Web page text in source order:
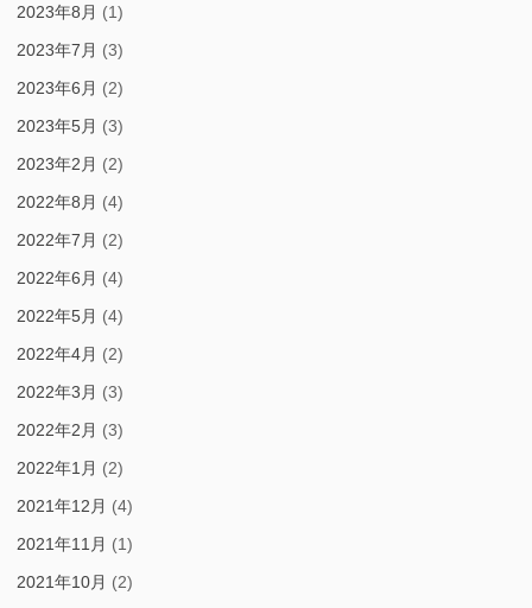
2023年8月 (1)
2023年7月 (3)
2023年6月 (2)
2023年5月 (3)
2023年2月 (2)
2022年8月 (4)
2022年7月 (2)
2022年6月 (4)
2022年5月 (4)
2022年4月 (2)
2022年3月 (3)
2022年2月 (3)
2022年1月 (2)
2021年12月 (4)
2021年11月 (1)
2021年10月 (2)